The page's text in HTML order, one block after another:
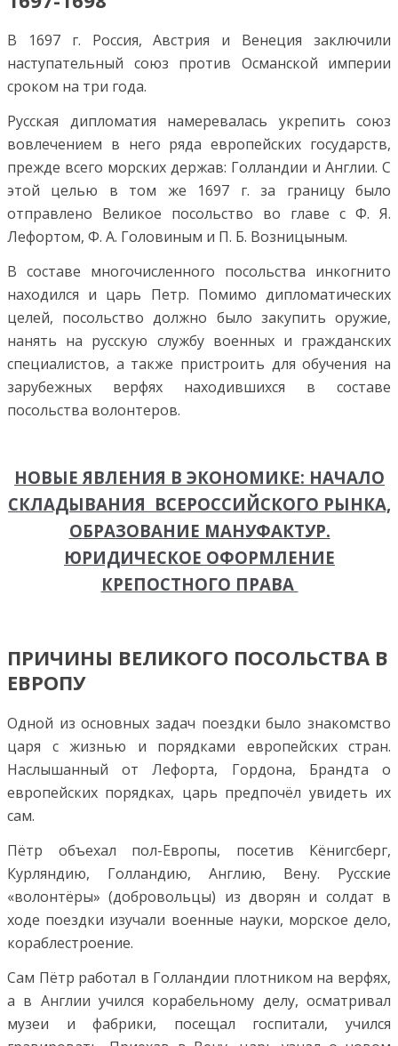
В 1697 г. Россия, Австрия и Венеция заключили
наступательный союз против Османской империи
сроком на три года.
Русская дипломатия намеревалась укрепить союз
вовлечением в него ряда европейских государств,
прежде всего морских держав: Голландии и Англии. С
этой целью в том же 1697 г. за границу было
отправлено Великое посольство во главе с Ф. Я.
Лефортом, Ф. А. Головиным и П. Б. Возницыным.
В составе многочисленного посольства инкогнито
находился и царь Петр. Помимо дипломатических
целей, посольство должно было закупить оружие,
нанять на русскую службу военных и гражданских
специалистов, а также пристроить для обучения на
зарубежных верфях находившихся в составе
посольства волонтеров.
НОВЫЕ ЯВЛЕНИЯ В ЭКОНОМИКЕ: НАЧАЛО
СКЛАДЫВАНИЯ ВСЕРОССИЙСКОГО РЫНКА,
ОБРАЗОВАНИЕ МАНУФАКТУР.
ЮРИДИЧЕСКОЕ ОФОРМЛЕНИЕ
КРЕПОСТНОГО ПРАВА
ПРИЧИНЫ ВЕЛИКОГО ПОСОЛЬСТВА В
ЕВРОПУ
Одной из основных задач поездки было знакомство
царя с жизнью и порядками европейских стран.
Наслышанный от Лефорта, Гордона, Брандта о
европейских порядках, царь предпочёл увидеть их
сам.
Пётр объехал пол-Европы, посетив Кёнигсберг,
Курляндию, Голландию, Англию, Вену. Русские
«волонтёры» (добровольцы) из дворян и солдат в
ходе поездки изучали военные науки, морское дело,
кораблестроение.
Сам Пётр работал в Голландии плотником на верфях,
а в Англии учился корабельному делу, осматривал
музеи и фабрики, посещал госпитали, учился